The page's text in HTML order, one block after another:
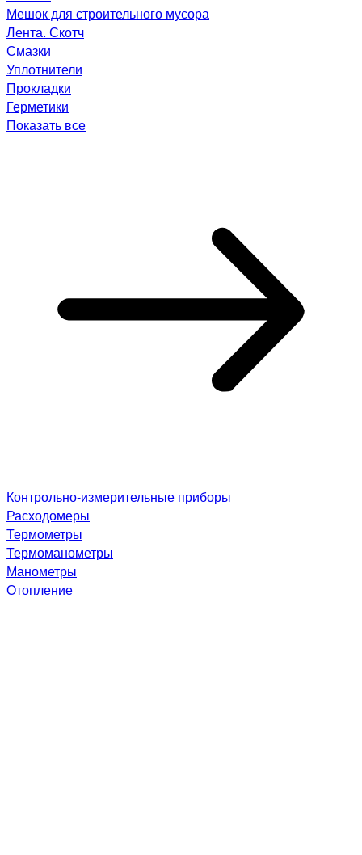
Мешок для строительного мусора
Лента. Скотч
Смазки
Уплотнители
Прокладки
Герметики
Показать все
Контрольно-измерительные приборы
Расходомеры
Термометры
Термоманометры
Манометры
Отопление